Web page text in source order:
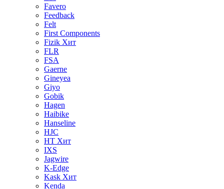
Favero
Feedback
Felt
First Components
Fizik Хит
FLR
FSA
Gaerne
Gineyea
Giyo
Gobik
Hagen
Haibike
Hanseline
HJC
HT Хит
IXS
Jagwire
K-Edge
Kask Хит
Kenda